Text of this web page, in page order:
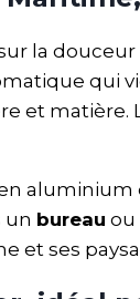
la
qui
et
aluminium
un bureau ou
et ses